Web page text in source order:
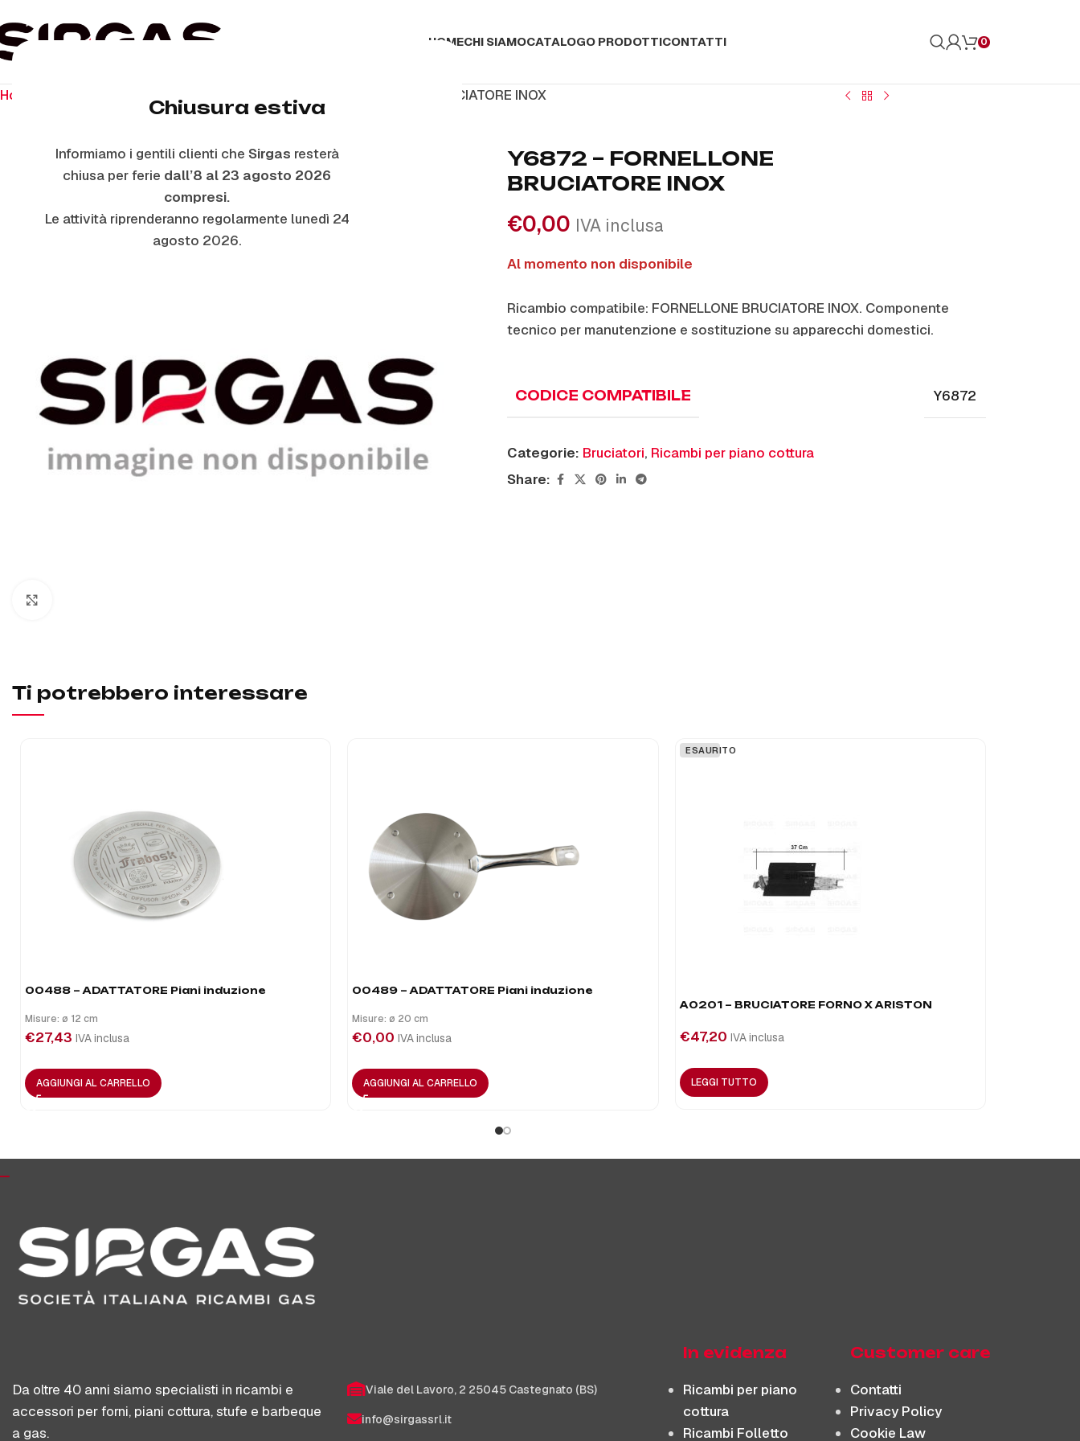
Chiusura estiva
Informiamo i gentili clienti che Sirgas resterà
chiusa per ferie dall’8 al 23 agosto 2026
compresi.
Le attività riprenderanno regolarmente lunedì 24
agosto 2026.
HOMECHI SIAMOCATALOGO PRODOTTICONTATTI 0
Home Y6872 – FORNELLONE BRUCIATORE INOX
ESAURITO
Y6872 – FORNELLONE
BRUCIATORE INOX
€0,00 IVA inclusa
Al momento non disponibile
Ricambio compatibile: FORNELLONE BRUCIATORE INOX. Componente
tecnico per manutenzione e sostituzione su apparecchi domestici.
CODICE COMPATIBILE Y6872
Categorie: Bruciatori, Ricambi per piano cottura
Share:
Ti potrebbero interessare
00488 – ADATTATORE Piani induzione
Misure: ø 12 cm
€27,43 IVA inclusa
AGGIUNGI AL CARRELLO
00489 – ADATTATORE Piani induzione
Misure: ø 20 cm
€0,00 IVA inclusa
AGGIUNGI AL CARRELLO
ESAURITO
A0201 – BRUCIATORE FORNO X ARISTON
€47,20 IVA inclusa
LEGGI TUTTO
Da oltre 40 anni siamo specialisti in ricambi e
accessori per forni, piani cottura, stufe e barbeque
a gas.
Viale del Lavoro, 2 25045 Castegnato (BS)
info@sirgassrl.it
In evidenza
Ricambi per piano
cottura
Ricambi Folletto
Customer care
Contatti
Privacy Policy
Cookie Law